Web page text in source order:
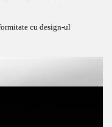
cu design-ul